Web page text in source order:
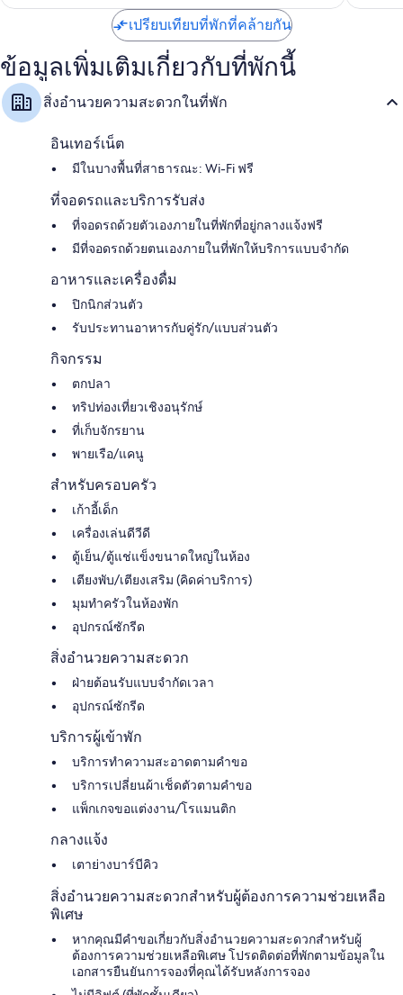
เปรียบเทียบที่พักที่คล้ายกัน
ข้อมูลเพิ่มเติมเกี่ยวกับที่พักนี้
สิ่งอำนวยความสะดวกในที่พัก
อินเทอร์เน็ต
มีในบางพื้นที่สาธารณะ: Wi-Fi ฟรี
ที่จอดรถและบริการรับส่ง
ที่จอดรถด้วยตัวเองภายในที่พักที่อยู่กลางแจ้งฟรี
มีที่จอดรถด้วยตนเองภายในที่พักให้บริการแบบจำกัด
อาหารและเครื่องดื่ม
ปิกนิกส่วนตัว
รับประทานอาหารกับคู่รัก/แบบส่วนตัว
กิจกรรม
ตกปลา
ทริปท่องเที่ยวเชิงอนุรักษ์
ที่เก็บจักรยาน
พายเรือ/แคนู
สำหรับครอบครัว
เก้าอี้เด็ก
เครื่องเล่นดีวีดี
ตู้เย็น/ตู้แช่แข็งขนาดใหญ่ในห้อง
เตียงพับ/เตียงเสริม (คิดค่าบริการ)
มุมทำครัวในห้องพัก
อุปกรณ์ซักรีด
สิ่งอำนวยความสะดวก
ฝ่ายต้อนรับแบบจำกัดเวลา
อุปกรณ์ซักรีด
บริการผู้เข้าพัก
บริการทำความสะอาดตามคำขอ
บริการเปลี่ยนผ้าเช็ดตัวตามคำขอ
แพ็กเกจขอแต่งงาน/โรแมนติก
กลางแจ้ง
เตาย่างบาร์บีคิว
สิ่งอำนวยความสะดวกสำหรับผู้ต้องการความช่วยเหลือ
พิเศษ
หากคุณมีคำขอเกี่ยวกับสิ่งอำนวยความสะดวกสำหรับผู้
ต้องการความช่วยเหลือพิเศษ โปรดติดต่อที่พักตามข้อมูลใน
เอกสารยืนยันการจองที่คุณได้รับหลังการจอง